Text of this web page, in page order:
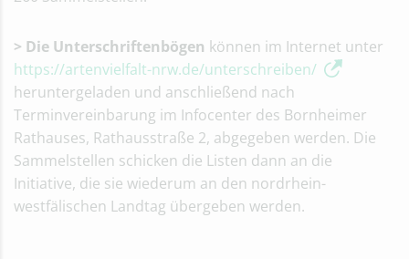
> Die Unterschriftenbögen können im Internet unter
https://artenvielfalt-nrw.de/unterschreiben/
heruntergeladen und anschließend nach
Terminvereinbarung im Infocenter des Bornheimer
Rathauses, Rathausstraße 2, abgegeben werden. Die
Sammelstellen schicken die Listen dann an die
Initiative, die sie wiederum an den nordrhein-
westfälischen Landtag übergeben werden.